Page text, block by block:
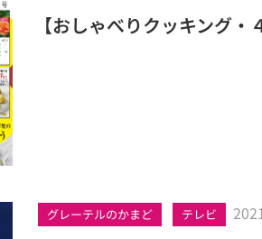
【おしゃべりクッキング
グレーテルのかまど テレビ